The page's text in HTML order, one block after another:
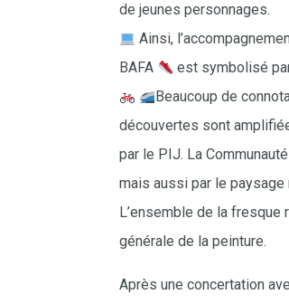
de jeunes personnages.
Ainsi, l’
BAFA
est symbolisé
Beaucoup de
découvertes sont
par le PIJ. La
mais aussi par le
L’ensemble de la fresque
générale de la peinture.
Après une concertation